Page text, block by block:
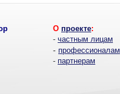
О проекте:
- частным лицам
- профессионалам
- партнерам